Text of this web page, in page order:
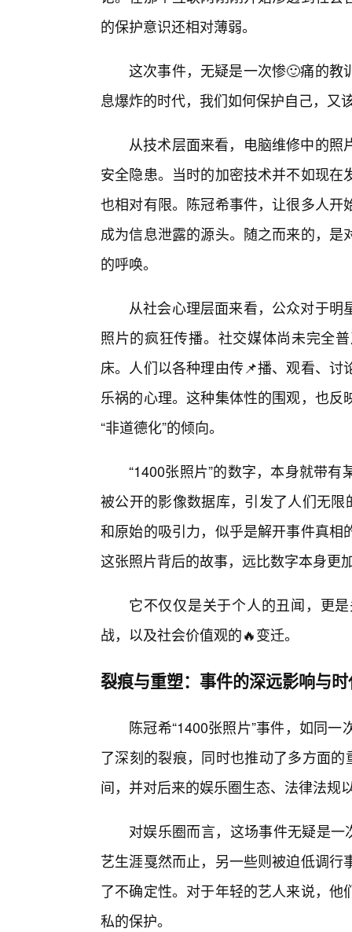
的保护意识还相对薄弱。
这次事件，无疑是一次惨🙂痛的教
息爆炸的时代，我们如何保护自己，又
从技术层面来看，电脑维修中的
安全隐患。当时的加密技术并不如现
也相对有限。陈冠希事件，让很多人
成为信息泄露的源头。随之而来的，
的呼唤。
从社会心理层面来看，公众对于
照片的疯狂传播。社交媒体尚未完全
床。人们以各种理由传📌播、观看、
乐祸的心理。这种集体性的围观，也
“非道德化”的倾向。
“1400张照片”的数字，本身就带
被公开的影像数据库，引发了人们无
和原始的吸引力，似乎是解开事件真
这张照片背后的故事，远比数字本身更
它不仅仅是关于个人的丑闻，更
战，以及社会价值观的🔥变迁。
裂痕与重塑：事件的深远影响与
陈冠希“1400张照片”事件，如同
了深刻的裂痕，同时也推动了多方面
间，并对后来的娱乐圈生态、法律法规
对娱乐圈而言，这场事件无疑是一
艺生涯戛然而止，另一些则被迫低调
了不确定性。对于年轻的艺人来说，
私的保护。